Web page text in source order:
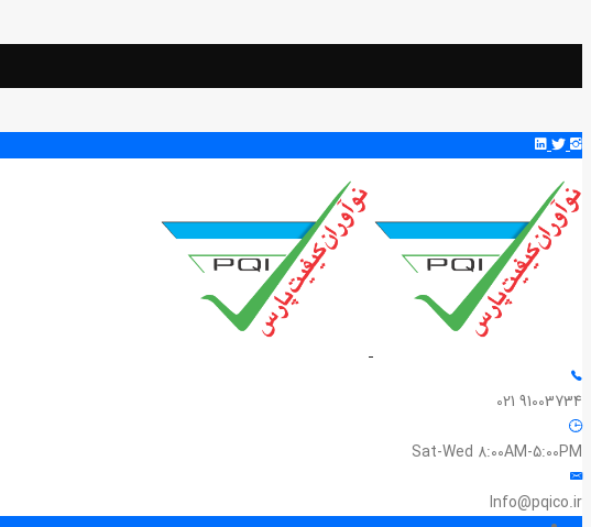
91003734 021
Sat-Wed 8:00AM-5:00PM
Info@pqico.ir